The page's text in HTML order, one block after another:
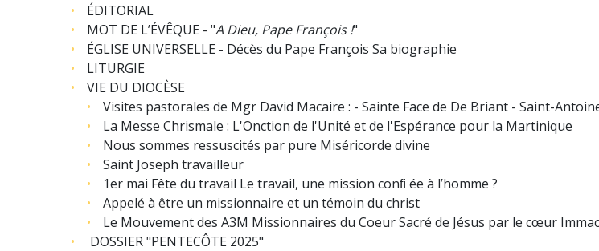
ÉDITORIAL
MOT DE L’ÉVÊQUE - "A Dieu, Pape François !"
ÉGLISE UNIVERSELLE - Décès du Pape François Sa biographie
LITURGIE
VIE DU DIOCÈSE
Visites pastorales de Mgr David Macaire : - Sainte Face de De Briant - Saint-
La Messe Chrismale : L'Onction de l'Unité et de l'Espérance pour la Martinique
Nous sommes ressuscités par pure Miséricorde divine
Saint Joseph travailleur
1er mai Fête du travail Le travail, une mission conﬁ ée à l’homme ?
Appelé à être un missionnaire et un témoin du christ
Le Mouvement des A3M Missionnaires du Coeur Sacré de Jésus par le cœur
DOSSIER "PENTECÔTE 2025"